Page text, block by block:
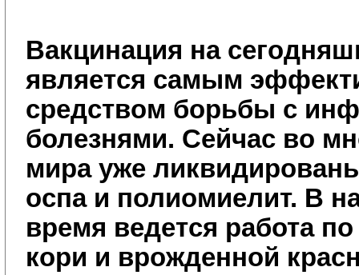
Вакцинация на
является самым
средством борьбы с
болезнями. Сейчас во
мира уже
оспа и полиомиелит. В
время ведется работа
кори и врожденной